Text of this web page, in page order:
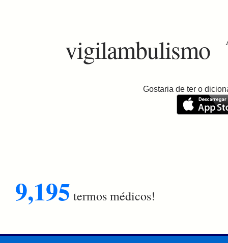
vigilambulismo
Gostaria de ter o
9,195 termos médicos!